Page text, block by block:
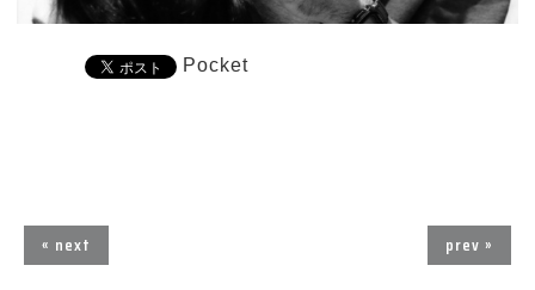
Pocket
prev »
« next